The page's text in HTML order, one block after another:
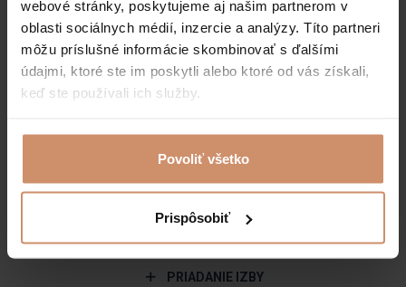
webové stránky, poskytujeme aj našim partnerom v
oblasti sociálnych médií, inzercie a analýzy. Títo partneri
môžu príslušné informácie skombinovať s ďalšími
údajmi, ktoré ste im poskytli alebo ktoré od vás získali,
keď ste používali ich služby.
Povoliť všetko
Prispôsobiť
Zadajte počet hostí a izieb!
1. IZBA
Dospelí
PRIADANIE IZBY